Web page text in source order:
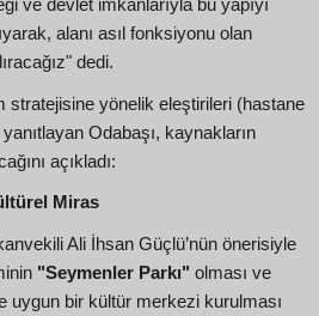
ve devlet imkanlarıyla bu yapıyı
alanı asıl fonksiyonu olan
dedi.
stratejisine yönelik eleştirileri (hastane
Odabaşı, kaynakların
açıkladı:
Miras
Ali İhsan Güçlü’nün önerisiyle
"Seymenler Parkı" olması ve
uygun bir kültür merkezi kurulması